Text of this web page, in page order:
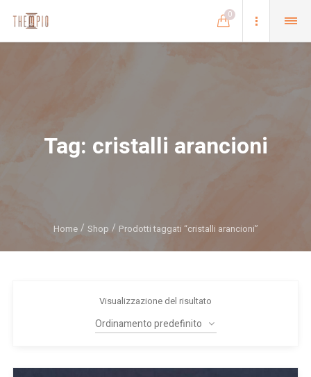
0
Tag: cristalli arancioni
Home Shop Prodotti taggati “cristalli arancioni”
Visualizzazione del risultato